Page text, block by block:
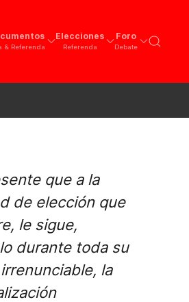
& Referenda
Elecciones
Referenda
Foro
Debate
que a la
de elección que
le sigue,
durante toda su
la